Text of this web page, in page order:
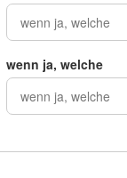
wenn ja, welche